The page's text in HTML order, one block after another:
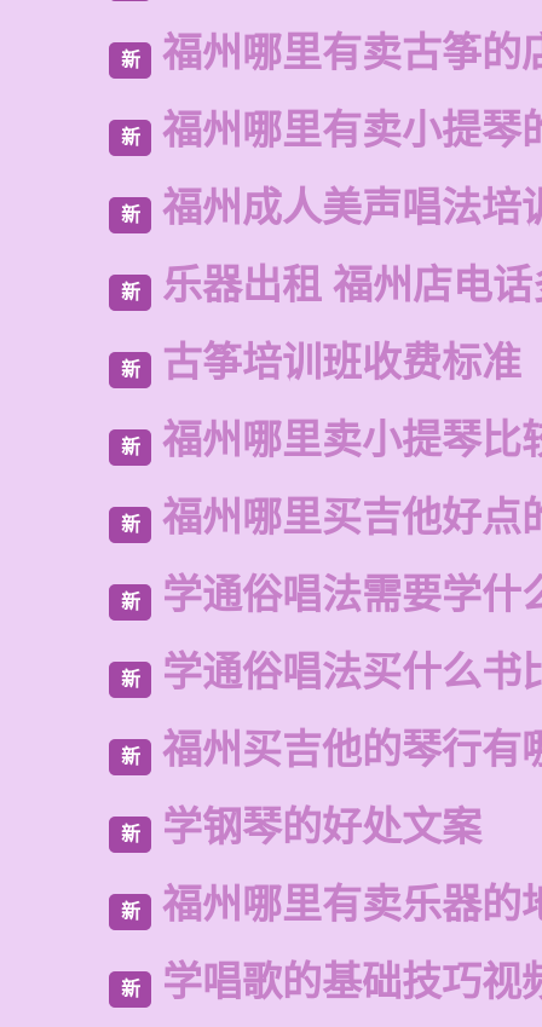
新 福州哪里有卖古筝的
新 福州哪里有卖小提琴
新 福州成人美声唱法培
新 乐器出租 福州店电
新 古筝培训班收费标准
新 福州哪里卖小提琴比
新 福州哪里买吉他好点
新 学通俗唱法需要学什
新 学通俗唱法买什么书
新 福州买吉他的琴行有
新 学钢琴的好处文案
新 福州哪里有卖乐器的
新 学唱歌的基础技巧视